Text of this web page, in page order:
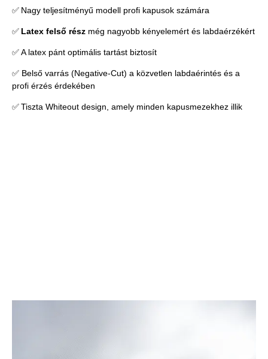
✅ Nagy teljesítményű modell profi kapusok számára
✅ Latex felső rész még nagyobb kényelemért és labdaérzékért
✅ A latex pánt optimális tartást biztosít
✅ Belső varrás (Negative-Cut) a közvetlen labdaérintés és a
profi érzés érdekében
✅ Tiszta Whiteout design, amely minden kapusmezekhez illik